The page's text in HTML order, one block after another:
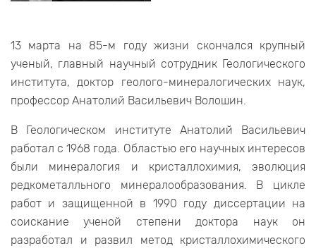
13 марта на 85-м году жизни скончался крупный
ученый, главный научный сотрудник Геологического
института, доктор геолого-минералогических наук,
профессор Анатолий Васильевич Волошин.
В Геологическом институте Анатолий Васильевич
работал с 1968 года. Областью его научных интересов
были минералогия и кристаллохимия, эволюция
редкометалльного минералообразования. В цикле
работ и защищенной в 1990 году диссертации на
соискание ученой степени доктора наук он
разработал и развил метод кристаллохимического